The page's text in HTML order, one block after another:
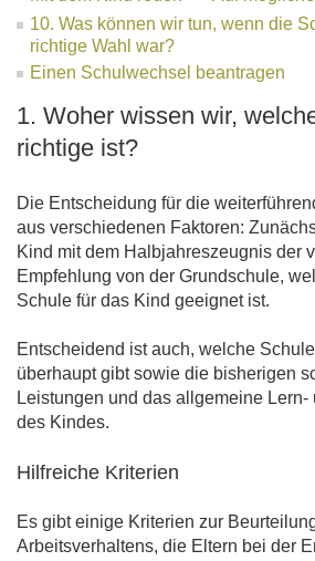
10. Was können wir tun, wenn die
richtige Wahl war?
Einen Schulwechsel beantragen
1. Woher wissen wir,
richtige ist?
Die Entscheidung für die
aus verschiedenen Faktoren:
Kind mit dem Halbjahreszeugnis der
Empfehlung von der Grundschule,
Schule für das Kind geeignet ist.
Entscheidend ist auch, welche
überhaupt gibt sowie die bisherigen
Leistungen und das allgemeine Lern-
des Kindes.
Hilfreiche Kriterien
Es gibt einige Kriterien zur
Arbeitsverhaltens, die Eltern bei der